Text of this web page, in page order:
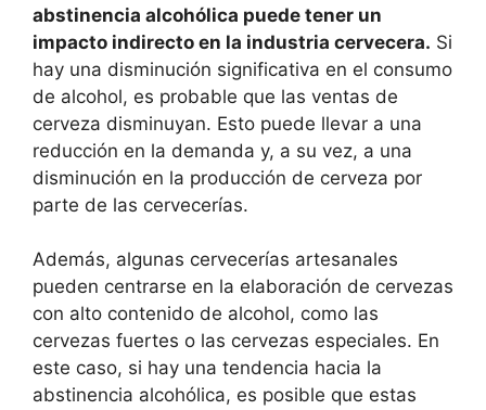
abstinencia alcohólica puede tener un
impacto indirecto en la industria cervecera. Si
hay una disminución significativa en el consumo
de alcohol, es probable que las ventas de
cerveza disminuyan. Esto puede llevar a una
reducción en la demanda y, a su vez, a una
disminución en la producción de cerveza por
parte de las cervecerías.
Además, algunas cervecerías artesanales
pueden centrarse en la elaboración de cervezas
con alto contenido de alcohol, como las
cervezas fuertes o las cervezas especiales. En
este caso, si hay una tendencia hacia la
abstinencia alcohólica, es posible que estas